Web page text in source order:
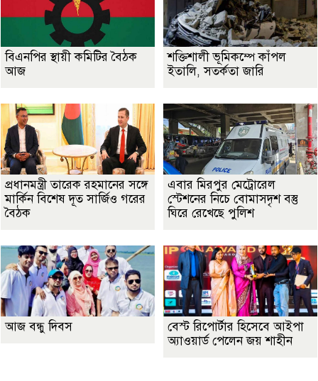
বিএনপির স্থায়ী কমিটির বৈঠক
আজ
শক্তিশালী ভূমিকম্পে কাঁপল
ইতালি, সতর্কতা জারি
প্রধানমন্ত্রী তারেক রহমানের সঙ্গে
মার্কিন বিশেষ দূত সার্জিও গরের
বৈঠক
এবার মিরপুর মেট্রোরেল
স্টেশনের নিচে বোমাসদৃশ বস্তু
ঘিরে রেখেছে পুলিশ
আজ বন্ধু দিবস
বেস্ট রিপোর্টার হিসেবে আইপা
অ্যাওয়ার্ড পেলেন জয় শাহীন